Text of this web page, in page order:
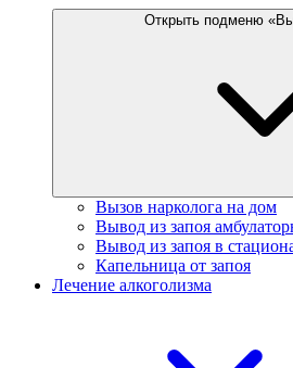
Открыть подменю
Вызов нарколога на дом
Вывод из запоя
Вывод из запоя в
Капельница от запоя
Лечение алкоголизма